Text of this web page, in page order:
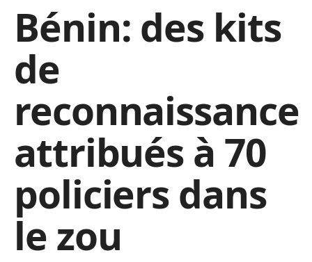
Bénin: des kits
de
reconnaissance
attribués à 70
policiers dans
le zou